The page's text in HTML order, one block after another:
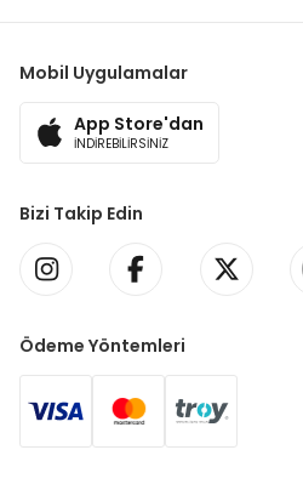
Mobil Uygulamalar
App Store'dan
İNDİREBİLİRSİNİZ
Bizi Takip Edin
Ödeme Yöntemleri